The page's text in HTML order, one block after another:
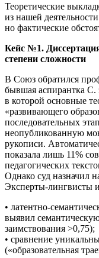
Теоретические
из нашей
но фактические
Кейс №1.
степени сложности
В Союз обратился
бывшая аспирантка С.
в которой основные
«развивающего
последовательных
неопубликованную
рукописи.
показала лишь 11%
педагогических
Однако суд назначил
Эксперты-лингвисты
• латентно-
выявил
заимствования >0,75);
• сравнение
(«образовательная